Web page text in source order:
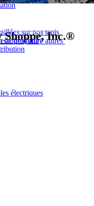
sur nos tapis
entre autres
de produits
électriques
Shoppe, Inc.®